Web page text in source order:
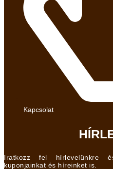
Kapcsolat
Iratkozz fel hírlevelünkre
kuponjainkat és híreinket is.